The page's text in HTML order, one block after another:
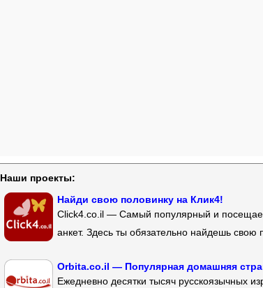
Наши проекты:
Найди свою половинку на Клик4!
Click4.co.il — Самый популярный и
анкет. Здесь ты обязательно найдешь свою
Orbita.co.il — Популярная домашняя
Ежедневно десятки тысяч русскоязычных